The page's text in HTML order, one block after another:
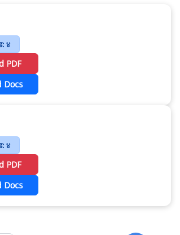
४
PDF
Docs
४
PDF
Docs